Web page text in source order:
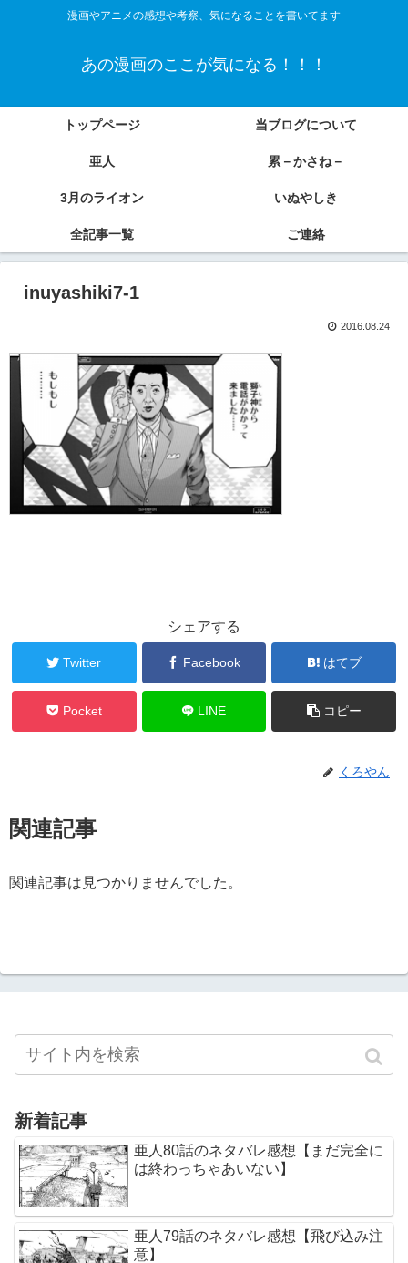
漫画やアニメの感想や考察、気になることを書いてます
あの漫画のここが気になる！！！
トップページ 当ブログについて
亜人 累－かさね－
3月のライオン いぬやしき
全記事一覧 ご連絡
inuyashiki7-1
2016.08.24
シェアする
Twitter Facebook はてブ
Pocket LINE コピー
くろやん
関連記事
関連記事は見つかりませんでした。
新着記事
亜人80話のネタバレ感想【まだ完全に
は終わっちゃあいない】
亜人79話のネタバレ感想【飛び込み注
意】